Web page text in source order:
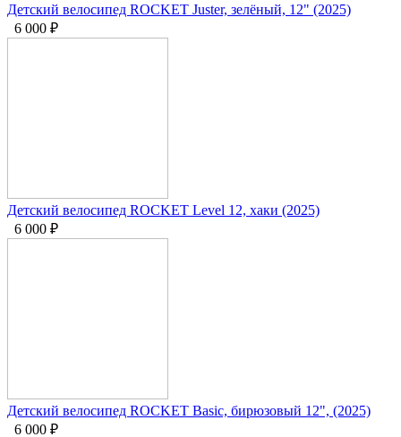
Детский велосипед ROCKET Juster, зелёный, 12" (2025)
6 000 ₽
Детский велосипед ROCKET Level 12, хаки (2025)
6 000 ₽
Детский велосипед ROCKET Basic, бирюзовый 12", (2025)
6 000 ₽